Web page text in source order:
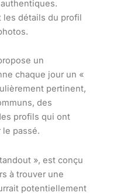
les détails du profil
un
chaque jour un «
pertinent,
des
profils qui ont
passé.
», est conçu
à trouver une
potentiellement